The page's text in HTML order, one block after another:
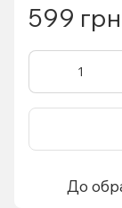
599 грн
До